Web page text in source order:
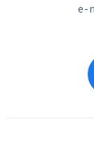
e-